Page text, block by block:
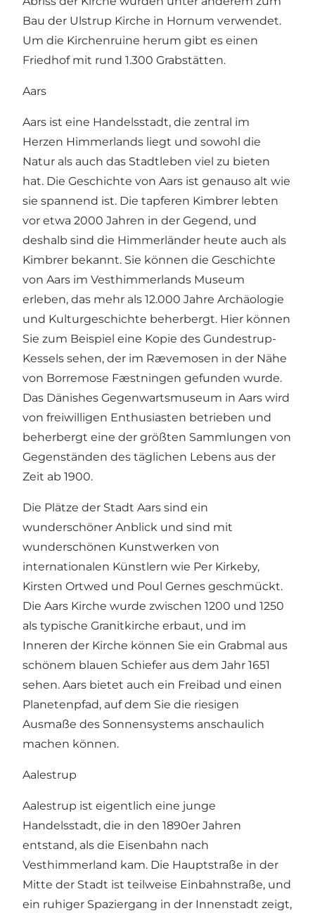
Bau der Ulstrup Kirche in Hornum verwendet.
Um die Kirchenruine herum gibt es einen
Friedhof mit rund 1.300 Grabstätten.
Aars
Aars ist eine Handelsstadt, die zentral im
Herzen Himmerlands liegt und sowohl die
Natur als auch das Stadtleben viel zu bieten
hat. Die Geschichte von Aars ist genauso alt wie
sie spannend ist. Die tapferen Kimbrer lebten
vor etwa 2000 Jahren in der Gegend, und
deshalb sind die Himmerländer heute auch als
Kimbrer bekannt. Sie können die Geschichte
von Aars im Vesthimmerlands Museum
erleben, das mehr als 12.000 Jahre Archäologie
und Kulturgeschichte beherbergt. Hier können
Sie zum Beispiel eine Kopie des Gundestrup-
Kessels sehen, der im Rævemosen in der Nähe
von Borremose Fæstningen gefunden wurde.
Das Dänishes Gegenwartsmuseum in Aars wird
von freiwilligen Enthusiasten betrieben und
beherbergt eine der größten Sammlungen von
Gegenständen des täglichen Lebens aus der
Zeit ab 1900.
Die Plätze der Stadt Aars sind ein
wunderschöner Anblick und sind mit
wunderschönen Kunstwerken von
internationalen Künstlern wie Per Kirkeby,
Kirsten Ortwed und Poul Gernes geschmückt.
Die Aars Kirche wurde zwischen 1200 und 1250
als typische Granitkirche erbaut, und im
Inneren der Kirche können Sie ein Grabmal aus
schönem blauen Schiefer aus dem Jahr 1651
sehen. Aars bietet auch ein Freibad und einen
Planetenpfad, auf dem Sie die riesigen
Ausmaße des Sonnensystems anschaulich
machen können.
Aalestrup
Aalestrup ist eigentlich eine junge
Handelsstadt, die in den 1890er Jahren
entstand, als die Eisenbahn nach
Vesthimmerland kam. Die Hauptstraße in der
Mitte der Stadt ist teilweise Einbahnstraße, und
ein ruhiger Spaziergang in der Innenstadt zeigt,